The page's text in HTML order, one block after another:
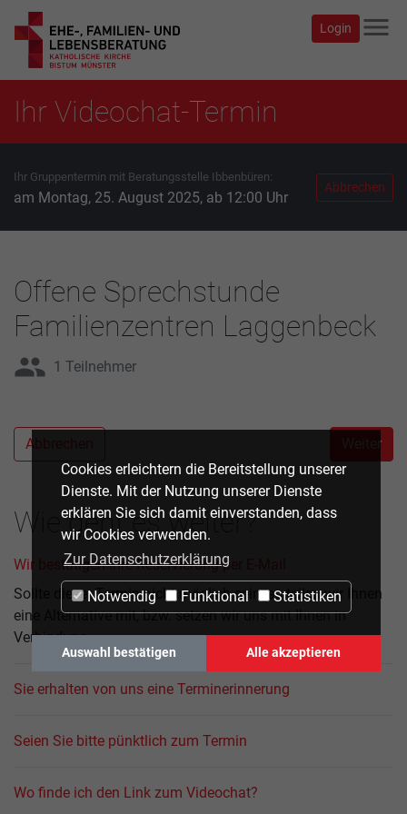
Cookies erleichtern die Bereitstellung unserer
Dienste. Mit der Nutzung unserer Dienste
erklären Sie sich damit einverstanden, dass
wir Cookies verwenden.
Zur Datenschutzerklärung
Notwendig Funktional Statistiken
Auswahl bestätigen Alle akzeptieren
Login menu
Ihr Videochat-Termin
Ihr Gruppentermin mit Beratungsstelle Ibbenbüren:
am Montag, 25. August 2025, ab 12:00 Uhr
Abbrechen
Offene Sprechstunde
Familienzentren Laggenbeck
group 1 Teilnehmer
Abbrechen Weiter
Wie geht es weiter?
Wir bestätigen Ihre Reservierung per E-Mail
Sollte dieser Termin nicht möglich sein, so teilen wir Ihnen
eine Alternative mit, bzw. setzen wir uns mit Ihnen in
Verbindung.
Sie erhalten von uns eine Terminerinnerung
Seien Sie bitte pünktlich zum Termin
Wo finde ich den Link zum Videochat?